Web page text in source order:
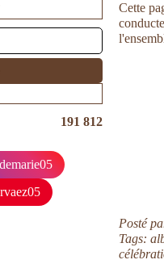
191 812
Cette
Posté
Tags: